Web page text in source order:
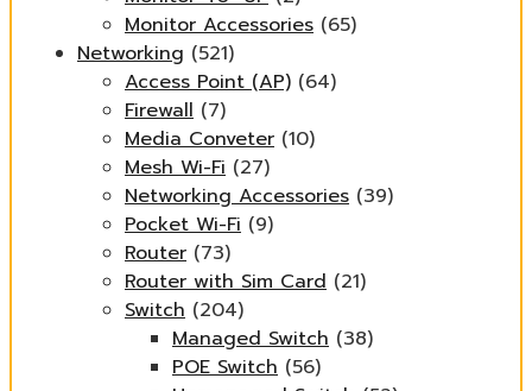
Monitor Accessories (65)
Networking (521)
Access Point (AP) (64)
Firewall (7)
Media Conveter (10)
Mesh Wi-Fi (27)
Networking Accessories (39)
Pocket Wi-Fi (9)
Router (73)
Router with Sim Card (21)
Switch (204)
Managed Switch (38)
POE Switch (56)